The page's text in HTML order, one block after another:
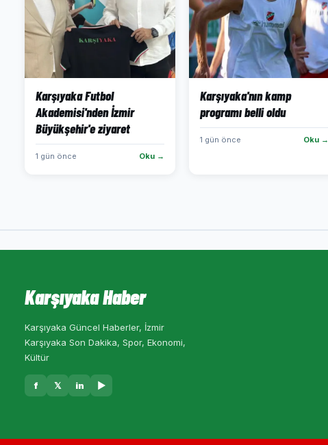
Karşıyaka Futbol
Akademisi'nden İzmir
Büyükşehir'e ziyaret
1 gün önce Oku →
Karşıyaka'nın kamp
programı belli oldu
1 gün önce Oku →
Karşıyaka Haber
Karşıyaka Güncel Haberler, İzmir
Karşıyaka Son Dakika, Spor, Ekonomi,
Kültür
f 𝕏 in ▶